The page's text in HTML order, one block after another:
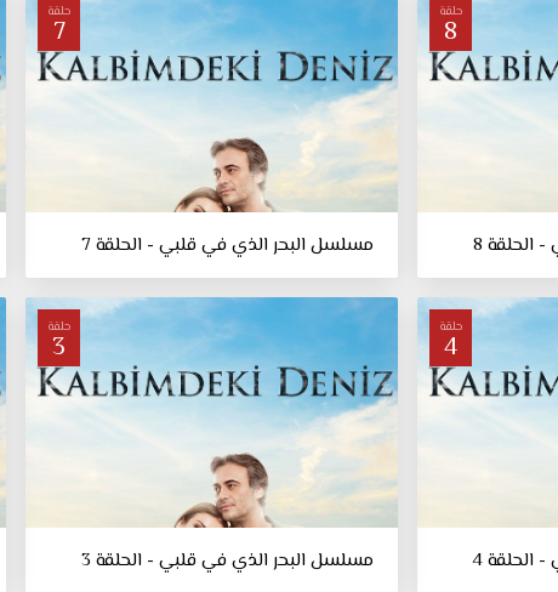
حلقة
8
8
حلقة
7
مسلسل البحر الذي في قلبي - الحلقة 7
حلقة
4
4
حلقة
3
مسلسل البحر الذي في قلبي - الحلقة 3